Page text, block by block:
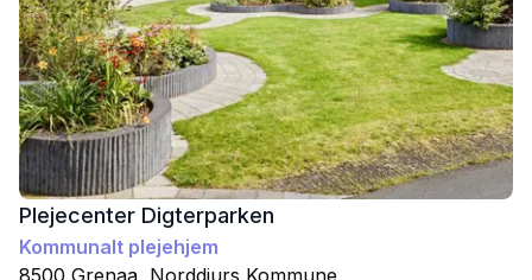
Plejecenter Digterparken
Kommunalt plejehjem
8500 Grenaa, Norddjurs Kommune